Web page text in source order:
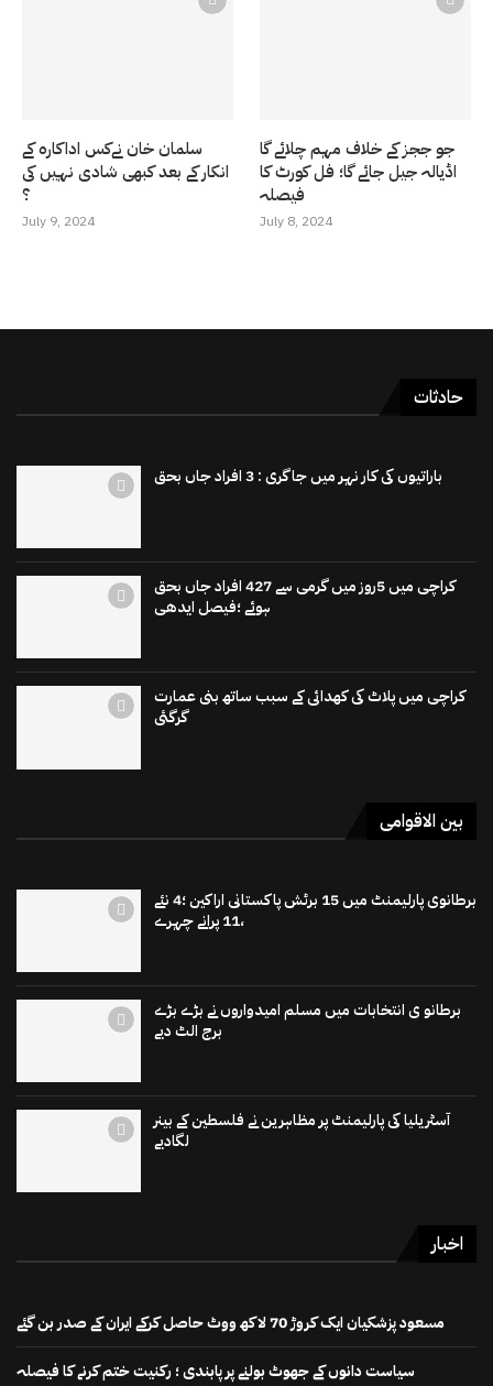
سلمان خان نےکس اداکارہ کے
انکار کے بعد کبھی شادی نہیں کی
؟
July 9, 2024
جو ججز کے خلاف مہم چلائے گا
اڈیالہ جیل جائے گا؛ فل کورٹ کا
فیصلہ
July 8, 2024
حادثات
باراتیوں کی کار نہر میں جاگری : 3 افراد جاں بحق
کراچی میں 5روز میں گرمی سے 427 افراد جاں بحق
ہوئے ؛فیصل ایدھی
کراچی میں پلاٹ کی کھدائی کے سبب ساتھ بنی عمارت
گرگئی
بین الاقوامی
برطانوی پارلیمنٹ میں 15 برٹش پاکستانی اراکین ؛4 نئے
،11 پرانے چہرے
برطانو ی انتخابات میں مسلم امیدواروں نے بڑے بڑے
برج الٹ دیے
آسٹریلیا کی پارلیمنٹ پر مظاہرین نے فلسطین کے بینر
لگادیے
اخبار
مسعود پزشکیان ایک کروڑ 70 لاکھ ووٹ حاصل کرکے ایران کے صدر بن گئے
سیاست دانوں کے جھوٹ بولنے پر پابندی ؛ رکنیت ختم کرنے کا فیصلہ